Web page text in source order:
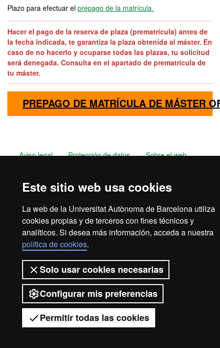
Este sitio web usa cookies
La web de la Universitat Autònoma de Barcelona utiliza
cookies propias y de terceros con fines técnicos y
analíticos. Si desea más información, acceda a nuestra
política de cookies.
Solo usar cookies necesarias
Configurar mis preferencias
Permitir todas las cookies
Plazo para efectuar el prepago de la matrícula.
Hacer el pago de la reserva de plaza (prematrícula) antes de
la fecha indicada, te garantiza la plaza obtenida al máster. En
caso de no hacerlo y ocuparse todas las plazas, tu solicitud
será denegada. Consulta en el apartado de prematrícula de
tu máster.
PREPAGO DE MATRÍCULA DE MÁSTER
Aviso legal Protección de datos
Sobre el web
2026 Universitat Autònoma de
Barcelona